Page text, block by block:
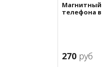
телефона
270 руб